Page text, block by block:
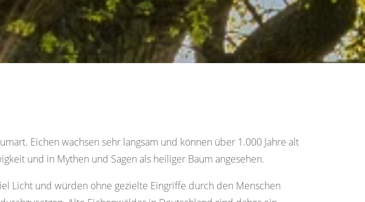
Eichen wachsen sehr langsam und können über 1.000 Jahre alt
und in Mythen und Sagen als heiliger Baum angesehen.
Licht und würden ohne gezielte Eingriffe durch den Menschen